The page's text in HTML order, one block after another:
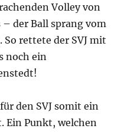
Volley von
der Ball sprang vom
rettete der SVJ mit
noch ein
den SVJ somit ein
Ein Punkt, welchen